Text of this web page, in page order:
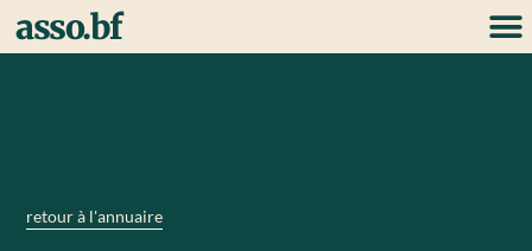
asso.bf
retour à l'annuaire